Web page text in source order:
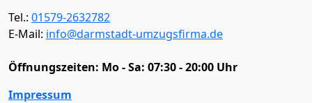
Tel.: 01579-2632782
E-Mail: info@darmstadt-umzugsfirma.de
Öffnungszeiten: Mo - Sa: 07:30 - 20:00 Uhr
Impressum